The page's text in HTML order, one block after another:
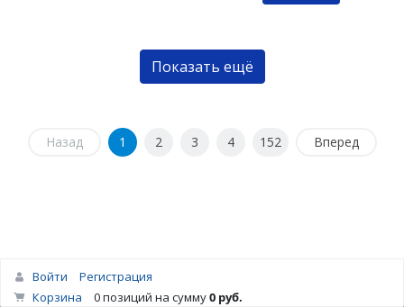
Показать ещё
Назад 1 2 3 4 152 Вперед
Войти
Регистрация
Корзина
0 позиций на сумму0 руб.